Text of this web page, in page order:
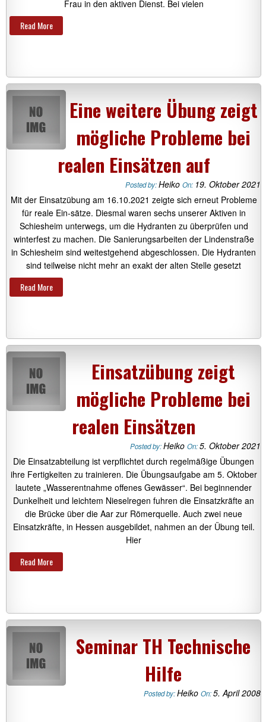
Frau in den aktiven Dienst. Bei vielen
Read More
Eine weitere Übung zeigt
mögliche Probleme bei
realen Einsätzen auf
Posted by:Heiko On: 19. Oktober 2021
Mit der Einsatzübung am 16.10.2021 zeigte sich erneut Probleme
für reale Ein-sätze. Diesmal waren sechs unserer Aktiven in
Schiesheim unterwegs, um die Hydranten zu überprüfen und
winterfest zu machen. Die Sanierungsarbeiten der Lindenstraße
in Schiesheim sind weitestgehend abgeschlossen. Die Hydranten
sind teilweise nicht mehr an exakt der alten Stelle gesetzt
Read More
Einsatzübung zeigt
mögliche Probleme bei
realen Einsätzen
Posted by:Heiko On:5. Oktober 2021
Die Einsatzabteilung ist verpflichtet durch regelmäßige Übungen
ihre Fertigkeiten zu trainieren. Die Übungsaufgabe am 5. Oktober
lautete „Wasserentnahme offenes Gewässer“. Bei beginnender
Dunkelheit und leichtem Nieselregen fuhren die Einsatzkräfte an
die Brücke über die Aar zur Römerquelle. Auch zwei neue
Einsatzkräfte, in Hessen ausgebildet, nahmen an der Übung teil.
Hier
Read More
Seminar TH Technische
Hilfe
Posted by:Heiko On:5. April 2008